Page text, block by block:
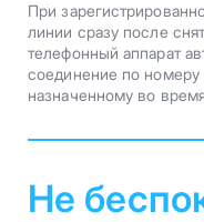
При
линии сразу после
телефонный аппарат
соединение по номеру
назначенному во
Не